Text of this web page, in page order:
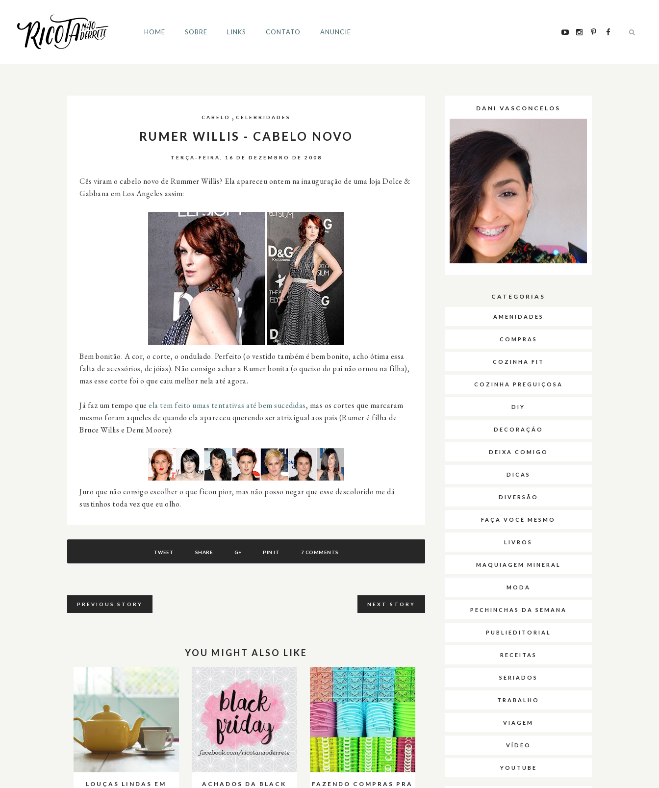
HOME SOBRE LINKS CONTATO ANUNCIE
CABELO , CELEBRIDADES
RUMER WILLIS - CABELO NOVO
TERÇA-FEIRA, 16 DE DEZEMBRO DE 2008
Cês viram o cabelo novo de Rummer Willis? Ela apareceu ontem na inauguração de uma loja Dolce &
Gabbana em Los Angeles assim:
Bem bonitão. A cor, o corte, o ondulado. Perfeito (o vestido também é bem bonito, acho ótima essa
falta de acessórios, de jóias). Não consigo achar a Rumer bonita (o queixo do pai não ornou na filha),
mas esse corte foi o que caiu melhor nela até agora.
Já faz um tempo que ela tem feito umas tentativas até bem sucedidas, mas os cortes que marcaram
mesmo foram aqueles de quando ela apareceu querendo ser atriz igual aos pais (Rumer é filha de
Bruce Willis e Demi Moore):
Juro que não consigo escolher o que ficou pior, mas não posso negar que esse descolorido me dá
sustinhos toda vez que eu olho.
TWEET SHARE G+ PIN IT 7 COMMENTS
PREVIOUS STORY NEXT STORY
YOU MIGHT ALSO LIKE
LOUÇAS LINDAS EM
ACHADOS DA BLACK
FAZENDO COMPRAS PRA
DANI VASCONCELOS
CATEGORIAS
AMENIDADES
COMPRAS
COZINHA FIT
COZINHA PREGUIÇOSA
DIY
DECORAÇÃO
DEIXA COMIGO
DICAS
DIVERSÃO
FAÇA VOCÊ MESMO
LIVROS
MAQUIAGEM MINERAL
MODA
PECHINCHAS DA SEMANA
PUBLIEDITORIAL
RECEITAS
SERIADOS
TRABALHO
VIAGEM
VÍDEO
YOUTUBE